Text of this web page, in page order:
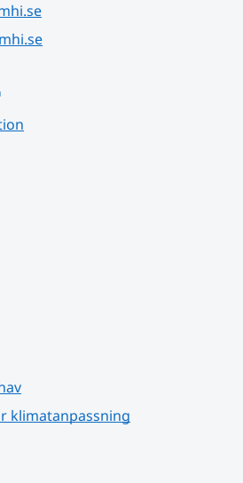
klimatanpassning